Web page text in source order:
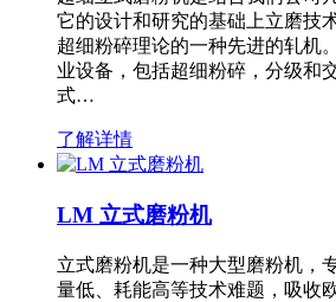
它的设计和研究的基础上立磨技
超细粉碎理论的一种先进的轧机
业设备，包括超细粉碎，分级和
式…
了解详情
LM 立式磨粉机
立式磨粉机是一种大型磨粉机，
量低、耗能高等技术难题，吸收